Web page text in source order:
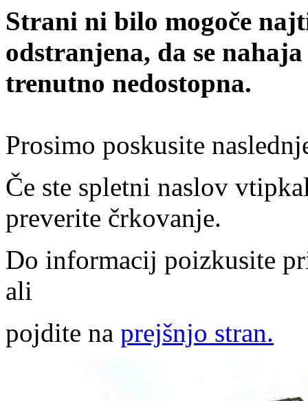
Strani ni bilo mogoče
odstranjena, da se
trenutno nedostopna.
Prosimo poskusite
Če ste spletni naslov
preverite črkovanje.
Do informacij poizkusite
ali
pojdite na prejšnjo stran.